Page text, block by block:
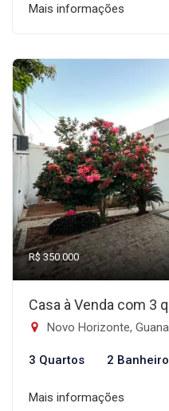
Mais informações
R$ 350.000
Casa à Venda com 3
Novo Horizonte,
3 Quartos 2
Mais informações